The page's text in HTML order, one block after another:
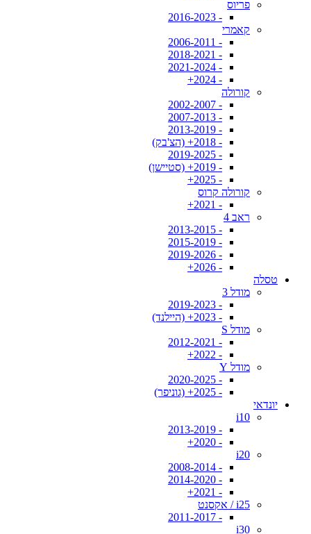
פריוס
- 2016-2023
קאמרי
- 2006-2011
- 2018-2021
- 2021-2024
- 2024+
קורולה
- 2002-2007
- 2007-2013
- 2013-2019
- 2018+ (הצ'בק)
- 2019-2025
- 2019+ (סטיישן)
- 2025+
קורולה קרוס
- 2021+
ראב 4
- 2013-2015
- 2015-2019
- 2019-2026
- 2026+
טסלה
מודל 3
- 2019-2023
- 2023+ (היילנד)
מודל S
- 2012-2021
- 2022+
מודל Y
- 2020-2025
- 2025+ (גוניפר)
יונדאי
i10
- 2013-2019
- 2020+
i20
- 2008-2014
- 2014-2020
- 2021+
i25 / אקסנט
- 2011-2017
i30